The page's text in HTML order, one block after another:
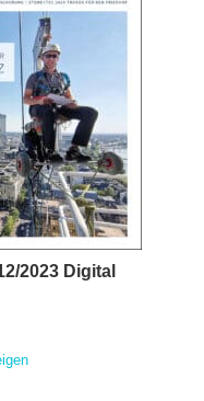
2023 Digital